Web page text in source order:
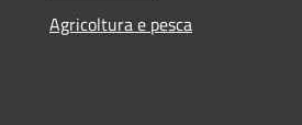
Agricoltura e pesca